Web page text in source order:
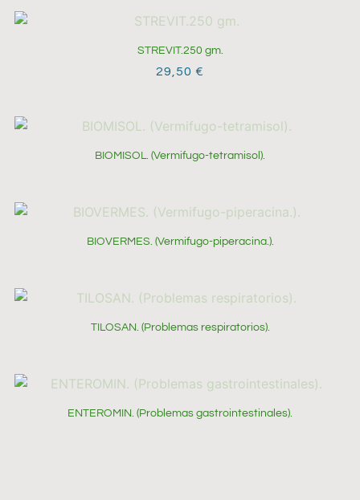
STREVIT.250 gm.
29,50 €
BIOMISOL. (Vermifugo-tetramisol).
BIOVERMES. (Vermifugo-piperacina.).
TILOSAN. (Problemas respiratorios).
ENTEROMIN. (Problemas gastrointestinales).